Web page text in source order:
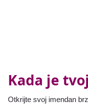
Kada je
Otkrijte svoj imendan